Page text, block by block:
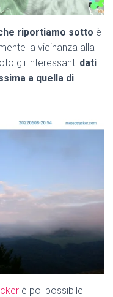
riportiamo sotto è
la vicinanza alla
gli interessanti dati
a quella di
è poi possibile